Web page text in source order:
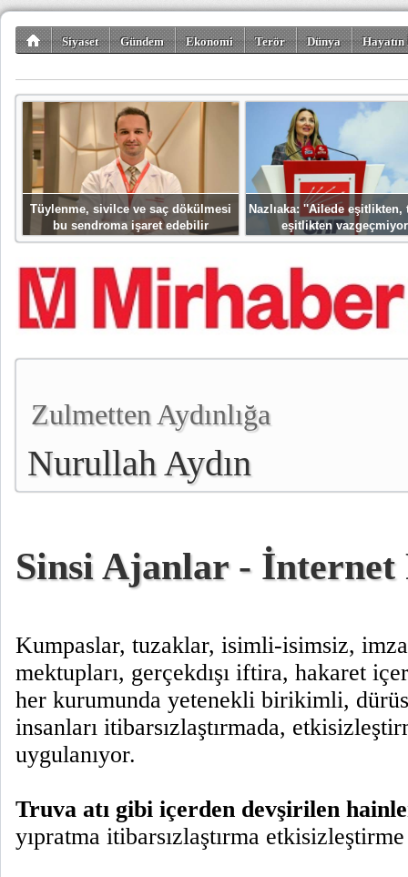
Siyaset Gündem Ekonomi Terör Dünya
Tüylenme, sivilce ve saç dökülmesi
bu sendroma işaret edebilir
Nazlıaka: ''Ailede eşitlikten,
eşitlikten
Zulmetten Aydınlığa
Nurullah Aydın
Sinsi Ajanlar - İnternet
Kumpaslar, tuzaklar, isimli-isimsiz,
mektupları, gerçekdışı iftira, hakaret
her kurumunda yetenekli birikimli,
insanları itibarsızlaştırmada,
uygulanıyor.
Truva atı gibi içerden devşirilen
yıpratma itibarsızlaştırma